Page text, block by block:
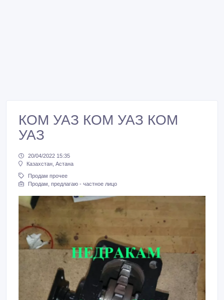
КОМ УАЗ КОМ УАЗ КОМ
УАЗ
20/04/2022 15:35
Казахстан, Астана
Продам прочее
Продам, предлагаю - частное лицо